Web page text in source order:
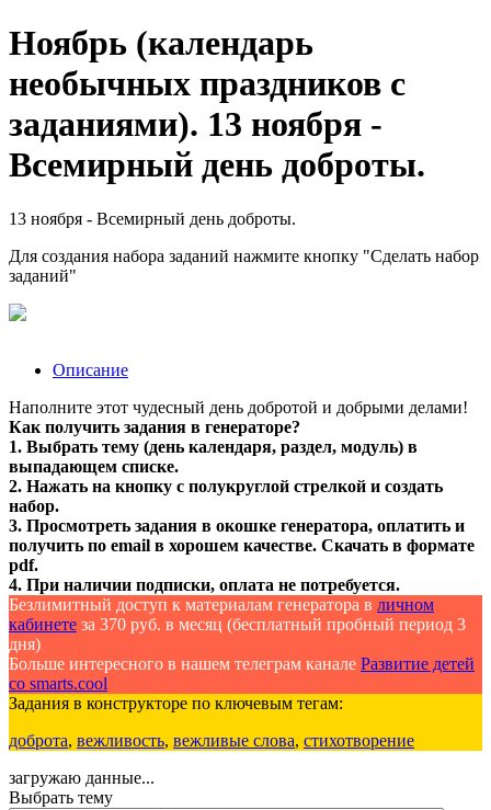
Ноябрь (календарь
необычных праздников с
заданиями). 13 ноября -
Всемирный день доброты.
13 ноября - Всемирный день доброты.
Для создания набора заданий нажмите кнопку "Сделать набор
заданий"
Описание
Наполните этот чудесный день добротой и добрыми делами!
Как получить задания в генераторе?
1. Выбрать тему (день календаря, раздел, модуль) в
выпадающем списке.
2. Нажать на кнопку с полукруглой стрелкой и создать
набор.
3. Просмотреть задания в окошке генератора, оплатить и
получить по email в хорошем качестве. Скачать в формате
pdf.
4. При наличии подписки, оплата не потребуется.
Безлимитный доступ к материалам генератора в личном
кабинете за 370 руб. в месяц (бесплатный пробный период 3
дня)
Больше интересного в нашем телеграм канале Развитие детей
со smarts.cool
Задания в конструкторе по ключевым тегам:
доброта, вежливость, вежливые слова, стихотворение
загружаю данные...
Выбрать тему